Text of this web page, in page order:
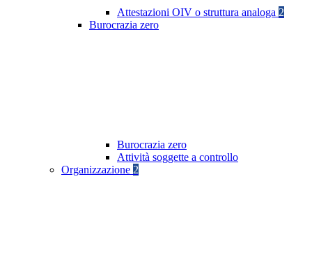
Attestazioni OIV o struttura analoga 2
Burocrazia zero
Burocrazia zero
Attività soggette a controllo
Organizzazione 2